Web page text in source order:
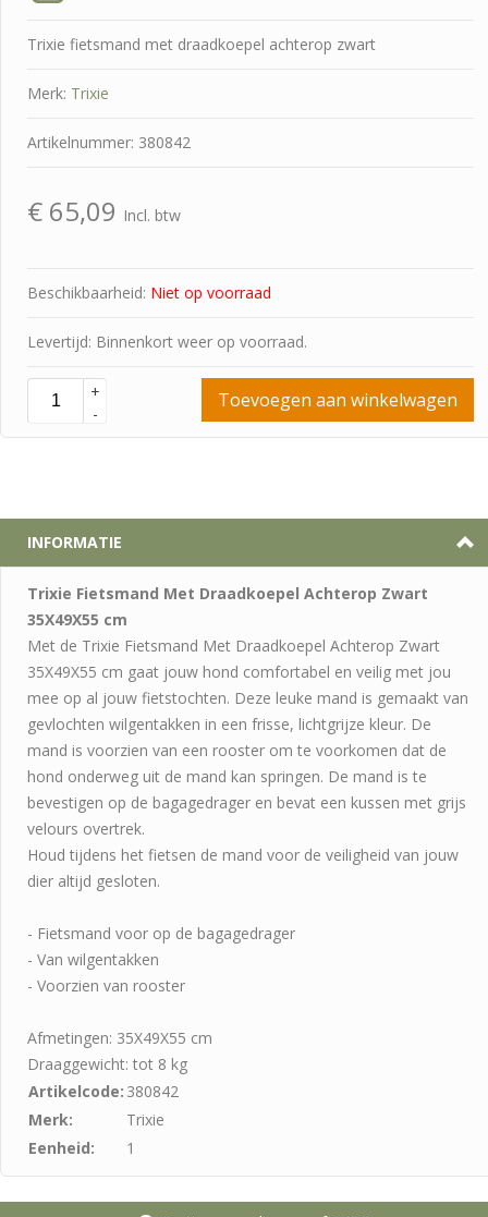
Trixie fietsmand met draadkoepel achterop zwart
Merk: Trixie
Artikelnummer: 380842
€ 65,09 Incl. btw
Beschikbaarheid: Niet op voorraad
Levertijd: Binnenkort weer op voorraad.
+
-
Toevoegen aan winkelwagen
INFORMATIE
Trixie Fietsmand Met Draadkoepel Achterop Zwart
35X49X55 cm
Met de Trixie Fietsmand Met Draadkoepel Achterop Zwart
35X49X55 cm gaat jouw hond comfortabel en veilig met jou
mee op al jouw fietstochten. Deze leuke mand is gemaakt van
gevlochten wilgentakken in een frisse, lichtgrijze kleur. De
mand is voorzien van een rooster om te voorkomen dat de
hond onderweg uit de mand kan springen. De mand is te
bevestigen op de bagagedrager en bevat een kussen met grijs
velours overtrek.
Houd tijdens het fietsen de mand voor de veiligheid van jouw
dier altijd gesloten.
- Fietsmand voor op de bagagedrager
- Van wilgentakken
- Voorzien van rooster
Afmetingen: 35X49X55 cm
Draaggewicht: tot 8 kg
Artikelcode: 380842
Merk:
Trixie
Eenheid:
1